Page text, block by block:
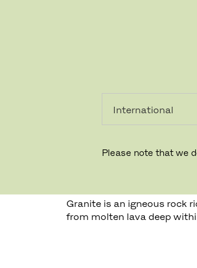
Please note that we
Granite is an igneous rock
from molten lava deep